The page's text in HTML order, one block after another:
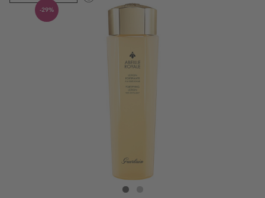
-29%
Guerlain Abeille Royale Loção Fortificante